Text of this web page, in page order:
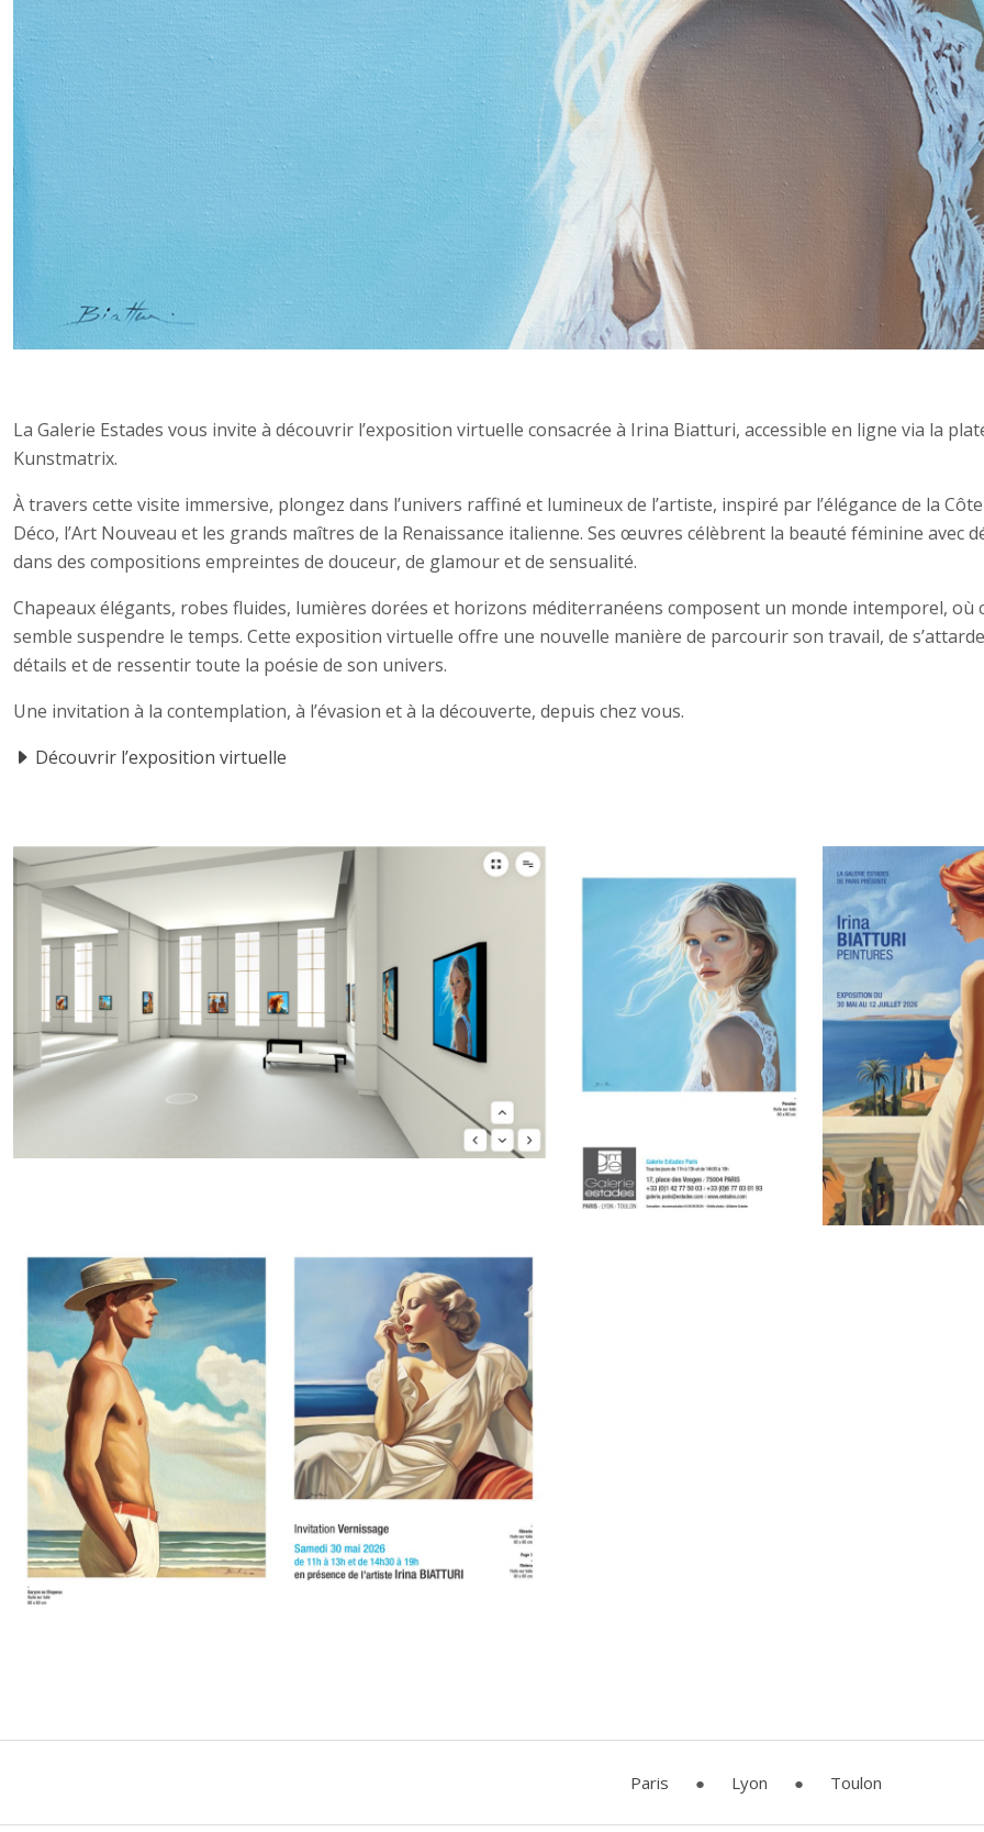
La Galerie Estades vous invite à découvrir l’exposition virtuelle consacrée à Irina Biatturi, accessible en ligne via la
Kunstmatrix.
À travers cette visite immersive, plongez dans l’univers raffiné et lumineux de l’artiste, inspiré par l’élégance de la Côte
Déco, l’Art Nouveau et les grands maîtres de la Renaissance italienne. Ses œuvres célèbrent la beauté féminine avec
dans des compositions empreintes de douceur, de glamour et de sensualité.
Chapeaux élégants, robes fluides, lumières dorées et horizons méditerranéens composent un monde intemporel, où
semble suspendre le temps. Cette exposition virtuelle offre une nouvelle manière de parcourir son travail, de
détails et de ressentir toute la poésie de son univers.
Une invitation à la contemplation, à l’évasion et à la découverte, depuis chez vous.
Découvrir l’exposition virtuelle
Paris ● Lyon ● Toulon